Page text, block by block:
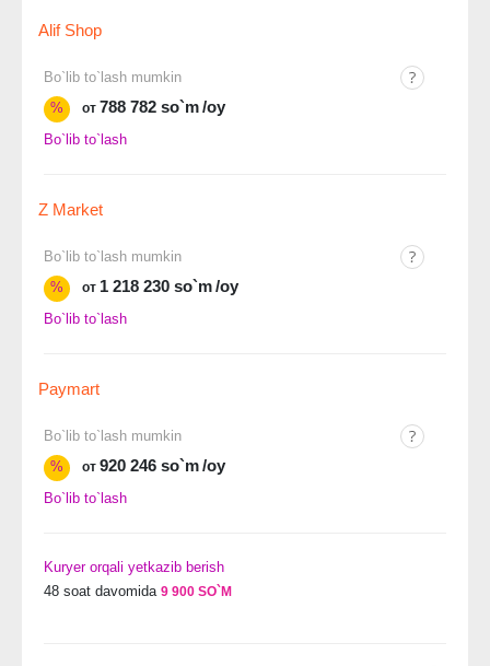
Alif Shop
Bo`lib to`lash mumkin
%
от 788 782 so`m/oy
Bo`lib to`lash
Z Market
Bo`lib to`lash mumkin
%
от 1 218 230 so`m/oy
Bo`lib to`lash
Paymart
Bo`lib to`lash mumkin
%
от 920 246 so`m/oy
Bo`lib to`lash
Kuryer orqali yetkazib berish
48 soat davomida 9 900 SO`M